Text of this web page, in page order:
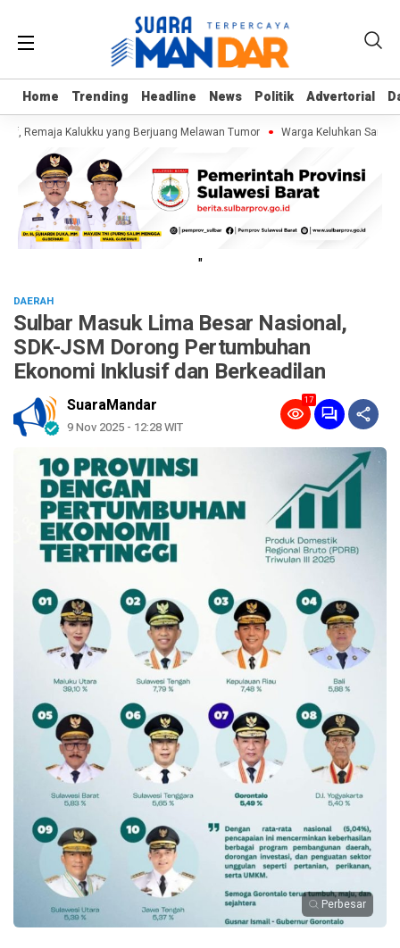
Home Trending Headline News Politik Advertorial
Home Trending Headline News Politik Advertorial
Remaja Kalukku yang Berjuang Melawan Tumor Warga Keluhkan Sampah
"
DAERAH
Sulbar Masuk Lima Besar Nasional,
SDK-JSM Dorong Pertumbuhan
Ekonomi Inklusif dan Berkeadilan
SuaraMandar
9 Nov 2025 - 12:28 WIT
17
Perbesar